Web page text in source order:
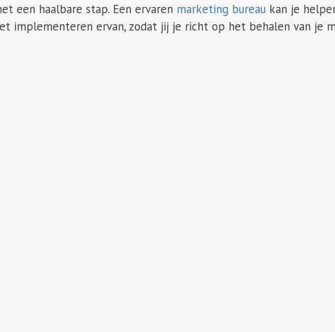
een haalbare stap. Een ervaren marketing bureau kan je
implementeren ervan, zodat jij je richt op het behalen van je